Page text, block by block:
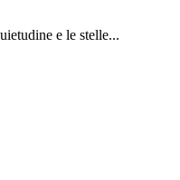
e le stelle...